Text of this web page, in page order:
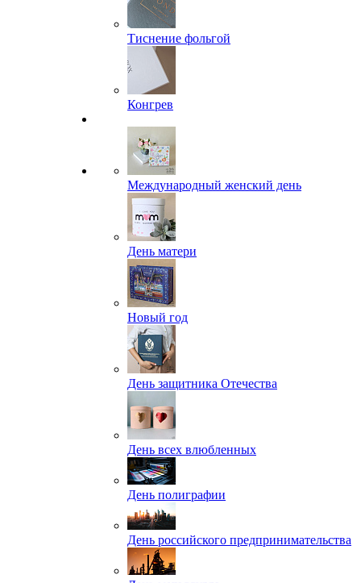
Тиснение фольгой
Конгрев
Международный женский день
День матери
Новый год
День защитника Отечества
День всех влюбленных
День полиграфии
День российского предпринимательства